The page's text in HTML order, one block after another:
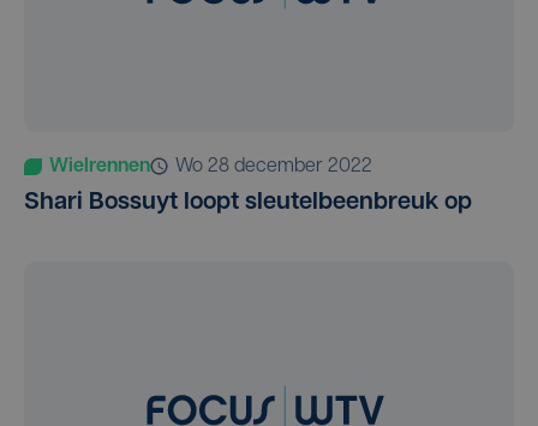
Wielrennen wo 28 december 2022
Shari Bossuyt loopt sleutelbeenbreuk op